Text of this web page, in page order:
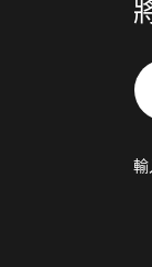
請
輸
郵
輸